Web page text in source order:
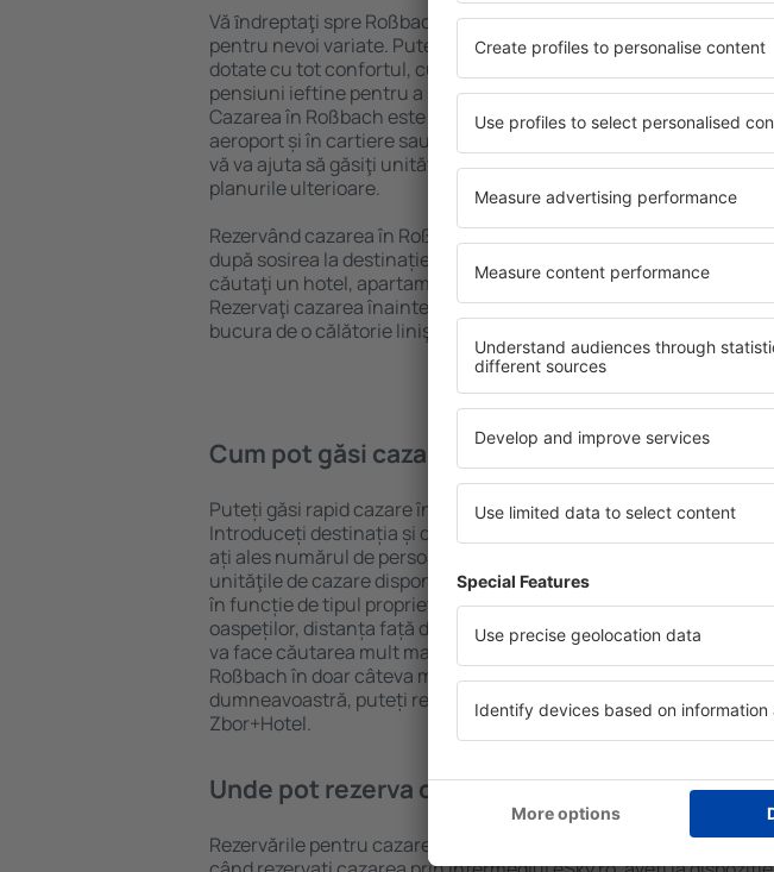
Vă ȋndreptaţi spre Roßbach? Găsiți cazare pentru fiecare buget şi
pentru nevoi variate. Puteți beneficia de proprietăți spațioase,
dotate cu tot confortul, cu numeroase facilități, precum și de
pensiuni ieftine pentru a sta câteva zile în timpul unui city break.
Cazarea în Roßbach este disponibilă în centrul orașului, lângă
aeroport și în cartiere sau regiuni mai puțin populare. Acest lucru
vă va ajuta să găsiţi unităţi de cazare în funcție de nevoi și de
planurile ulterioare.
Rezervând cazarea în Roßbach mai devreme, aveți garanţia că
după sosirea la destinație vă puteţi relaxa, fără a fi nevoie să
căutaţi un hotel, apartament sau altă unitate de cazare.
Rezervaţi cazarea înainte de călătoria spre Roßbach și vă veţi
bucura de o călătorie liniştită.
Cum pot găsi cazare în Roßbach?
Puteți găsi rapid cazare în Roßbach folosind un motor de căutare.
Introduceți destinația și datele de check-in și check-out. După ce
ați ales numărul de persoane, motorul de căutare va afișa
unităţile de cazare disponibile în Roßbach. Filtrarea rezultatelor
în funcție de tipul proprietăţii, numărul de stele, evaluările
oaspeților, distanța față de centru și opțiunea de anulare gratuită
va face căutarea mult mai ușoară. Astfel veți putea găsi cazare în
Roßbach în doar câteva minute. În funcție de nevoile
dumneavoastră, puteți rezerva doar cazare sau un pachet
Zbor+Hotel.
Unde pot rezerva cazare în Roßbach?
Rezervările pentru cazare în Roßbach pot fi făcute online. Atunci